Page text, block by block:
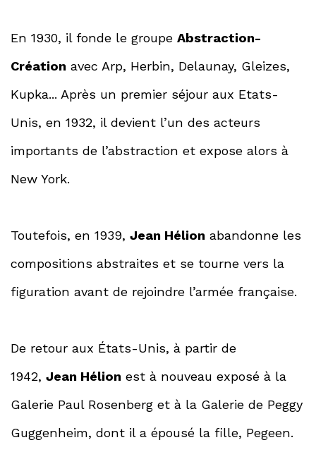
En 1930, il fonde le groupe Abstraction-
Création avec Arp, Herbin, Delaunay, Gleizes,
Kupka... Après un premier séjour aux Etats-
Unis, en 1932, il devient l’un des acteurs
importants de l’abstraction et expose alors à
New York.
Toutefois, en 1939, Jean Hélion abandonne les
compositions abstraites et se tourne vers la
figuration avant de rejoindre l’armée française.
De retour aux États-Unis, à partir de
1942, Jean Hélion est à nouveau exposé à la
Galerie Paul Rosenberg et à la Galerie de Peggy
Guggenheim, dont il a épousé la fille, Pegeen.